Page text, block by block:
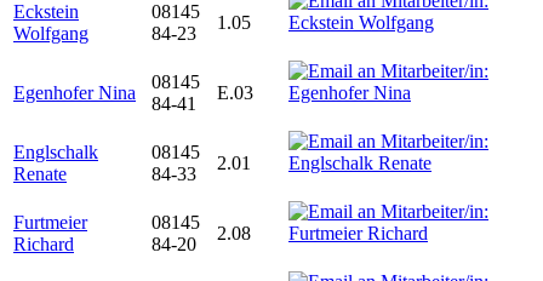
Eckstein
Wolfgang
08145
84-23
1.05
Egenhofer Nina
08145
84-41
E.03
Englschalk
Renate
08145
84-33
2.01
Furtmeier
Richard
08145
84-20
2.08